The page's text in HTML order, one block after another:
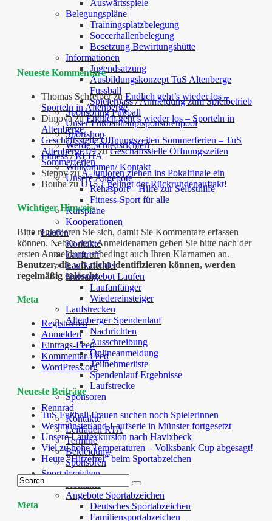
Auswärtsspiele
Belegungspläne
Trainingsplatzbelegung
Soccerhallenbelegung
Besetzung Bewirtungshütte
Informationen
Jugendsatzung
Ausbildungskonzept TuS Altenberge
Fussball
Spielerpass / Anmeldung zum Spielbetrieb
Sponsoring Fußball
Unser Fußballhauptsponsorenpool
Sportshop
Werde Schiedsrichter!
Fitness / REHA
Willkommen/ Kontakt
Unsere Angebote
Rehasport – Hilfe zur Selbsthilfe
Fitness-Sport für alle
Kurspläne
Kooperationen
Laufen
Kontakte
Lauftreff
Laufkalender
Kursangebot Laufen
Laufanfänger
Wiedereinsteiger
Laufstrecken
Altenberger Spendenlauf
Nachrichten
Ausschreibung
Onlineanmeldung
Teilnehmerliste
Spendenlauf Ergebnisse
Laufstrecke
Sponsoren
Rennrad
Kontakte
Leitfaden RTA
Termine
Bekleidung
Sponsoren
Sportabzeichen
Kontakte
Angebote Sportabzeichen
Deutsches Sportabzeichen
Familiensportabzeichen
Neueste Kommentare
Thomas Schreiberzu Endlich geht’s wieder los –
Sporteln in Altenberge
DimovazuEndlich geht’s wieder los – Sporteln in
Altenberge
Geschäftsstelle Öffnungszeiten Sommerferien – TuS
Altenberge 09zuGeschäftsstelle Öffnungszeiten
Sommerferien
SteppyzuA-Junioren ziehen ins Pokalfinale ein
BoubazuU15.1 gelingt der Rückrundenauftakt!
Wichtiger Hinweis
Bitte registrieren Sie sich, damit Sie Kommentare erfassen
können. Neben dem Anmeldenamen geben Sie bitte nach der
ersten Anmeldung unbedingt auch Ihren Klarnamen an.
Benutzer, die wir nicht identifizieren können, werden
regelmäßig gelöscht.
Meta
Registrieren
Anmelden
Eintrags-Feed
Kommentar-Feed
WordPress.org
Neueste Beiträge
TuS Fußball Frauen suchen noch Spielerinnen
Westmünsterland-Laufserie in Münster fortgesetzt
Unsere Laufexkursion nach Havixbeck
Viel zu hohe Temperaturen – Volksbank Cup abgesagt!
Heute “Hitzefrei” beim Sportabzeichen
Meta